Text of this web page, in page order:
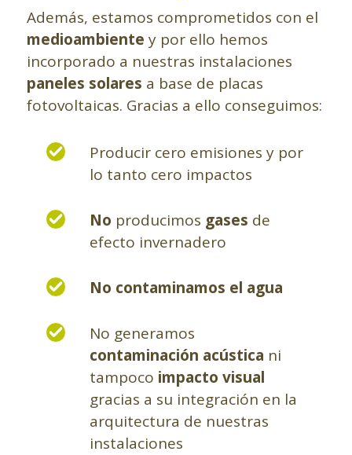
Además, estamos comprometidos con el
medioambiente y por ello hemos
incorporado a nuestras instalaciones
paneles solares a base de placas
fotovoltaicas. Gracias a ello conseguimos:
Producir cero emisiones y por
lo tanto cero impactos
No producimos gases de
efecto invernadero
No contaminamos el agua
No generamos
contaminación acústica ni
tampoco impacto visual
gracias a su integración en la
arquitectura de nuestras
instalaciones